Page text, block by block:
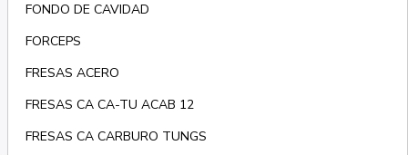
FONDO DE CAVIDAD
FORCEPS
FRESAS ACERO
FRESAS CA CA-TU ACAB 12
FRESAS CA CARBURO TUNGS